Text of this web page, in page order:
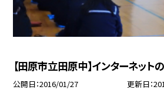
【田原市立田原中】インターネット
公開日 2016/01/27 更新日